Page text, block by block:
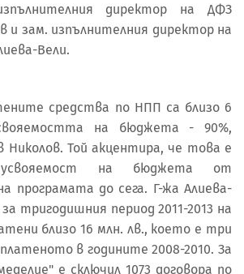
директор на ДФЗ
и зам. изпълнителния директор на
Вели.
средства по НПП са близо 6
на бюджета - 90%,
Николов. Той акцентира, че това е
усвояемост на бюджета от
програмата до сега. Г-жа Алиева-
тригодишния период 2011-2013 на
близо 16 млн. лв., което е три
в годините 2008-2010. За
е сключил 1073 договора по